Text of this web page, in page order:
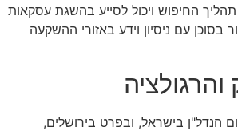
תהליך החיפוש ויכול לסייע בהשגת עסקאות
בסוכן עם ניסיון וידע באזורי ההשקעה
הנדל"ן בישראל, ובפרט בירושלים,